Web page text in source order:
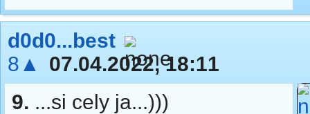
d0d0...best
8▲
07.04.2022, 18:11
9. ...si cely ja...)))